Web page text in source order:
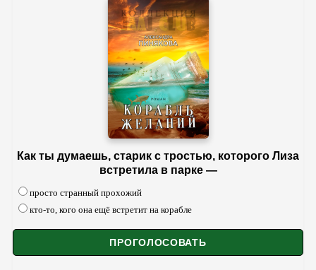
Как ты думаешь, старик с тростью, которого Лиза
встретила в парке —
просто странный прохожий
кто-то, кого она ещё встретит на корабле